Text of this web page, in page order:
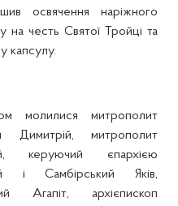
освячення наріжного
на честь Святої Тройці та
капсулу.
молилися митрополит
Димитрій, митрополит
керуючий єпархією
і Самбірський Яків,
Агапіт, архієпископ